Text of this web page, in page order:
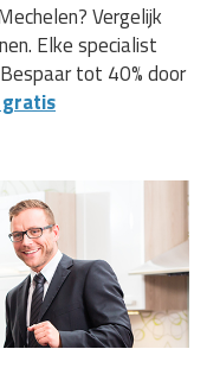
Vergelijk
Elke specialist
tot 40% door